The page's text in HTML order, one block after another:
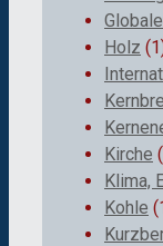
Holz
Kirche
Klima,
Kohle